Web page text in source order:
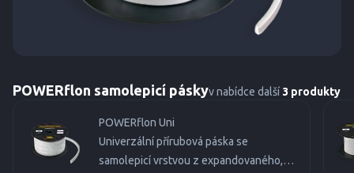
POWERflon samolepicí páskyv nabídce další 3 produkty
POWERflon Uni
Univerzální přírubová páska se
samolepicí vrstvou z expandovaného,